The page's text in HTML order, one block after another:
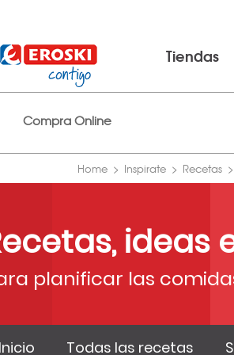
Tiendas
Compra Online
Home Inspirate Recetas
ideas
planificar las
Inicio Todas las recetas